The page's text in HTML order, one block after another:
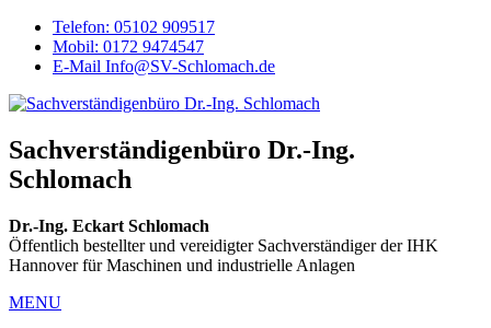
Telefon: 05102 909517
Mobil: 0172 9474547
E-Mail Info@SV-Schlomach.de
Sachverständigenbüro Dr.-Ing.
Schlomach
Dr.-Ing. Eckart Schlomach
Öffentlich bestellter und vereidigter Sachverständiger der IHK
Hannover für Maschinen und industrielle Anlagen
MENU